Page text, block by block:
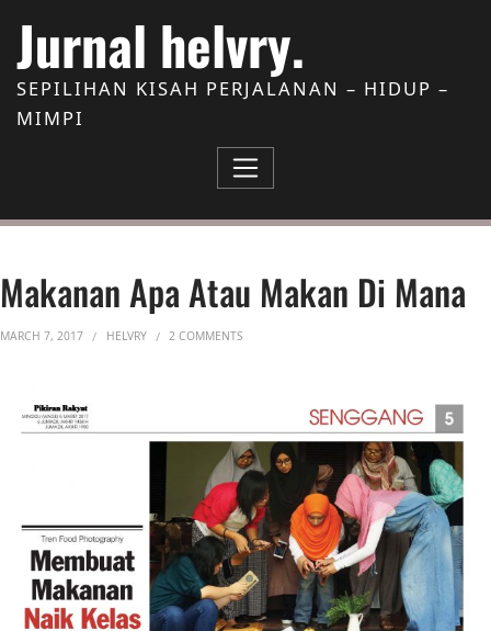
Jurnal helvry.
SEPILIHAN KISAH PERJALANAN – HIDUP –
MIMPI
Makanan Apa Atau Makan Di Mana
MARCH 7, 2017 HELVRY 2 COMMENTS